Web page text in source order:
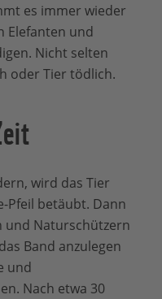
es immer wieder
Elefanten und
Nicht selten
oder Tier tödlich.
wird das Tier
Pfeil betäubt. Dann
und Naturschützern
Band anzulegen
und
Nach etwa 30